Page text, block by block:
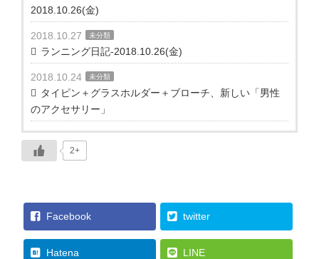
2018.10.26(金)
2018.10.27 未分類
ランニング日記-2018.10.26(金)
2018.10.24 未分類
タイピン＋グラスホルダー＋ブローチ、新しい「男性
のアクセサリー」
2+
Facebook twitter
Hatena LINE